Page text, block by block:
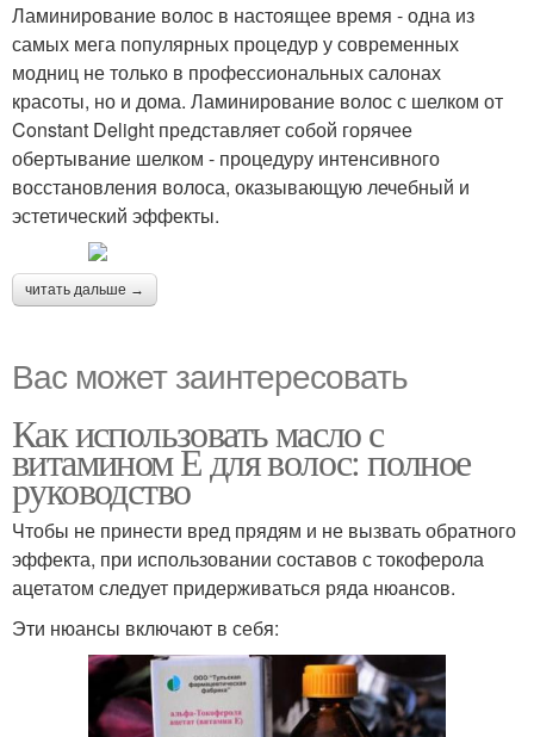
Ламинирование волос в настоящее время - одна из
самых мега популярных процедур у современных
модниц не только в профессиональных салонах
красоты, но и дома. Ламинирование волос с шелком от
Constant Delight представляет собой горячее
обертывание шелком - процедуру интенсивного
восстановления волоса, оказывающую лечебный и
эстетический эффекты.
читать дальше →
Вас может заинтересовать
Как использовать масло с
витамином Е для волос: полное
руководство
Чтобы не принести вред прядям и не вызвать обратного
эффекта, при использовании составов с токоферола
ацетатом следует придерживаться ряда нюансов.
Эти нюансы включают в себя: